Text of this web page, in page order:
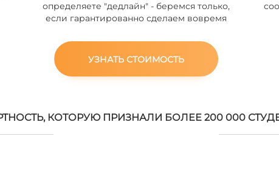
определяете "дедлайн" - беремся только,
если гарантированно сделаем вовремя
УЗНАТЬ СТОИМОСТЬ
КОТОРУЮ ПРИЗНАЛИ БОЛЕЕ 200 000